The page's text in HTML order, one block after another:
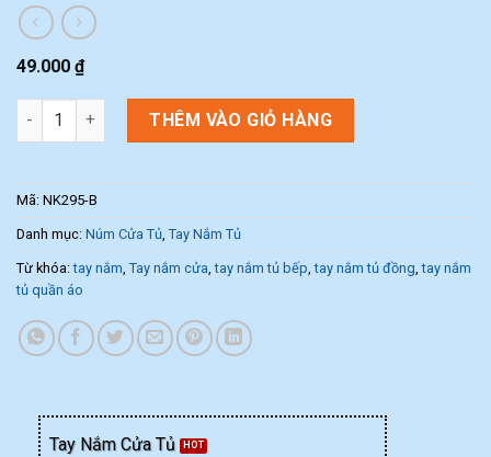
49.000 ₫
Núm nắm tủ pha lê NK295-B (Pha Lê) số lượng
THÊM VÀO GIỎ HÀNG
Mã: NK295-B
Danh mục: Núm Cửa Tủ Tay Nắm Tủ
Từ khóa:tay nắm Tay nắm cửa ,tay nắm tủ bếp ,tay nắm tủ đồng ,tay nắm
tủ quần áo
Tay Nắm Cửa Tủ